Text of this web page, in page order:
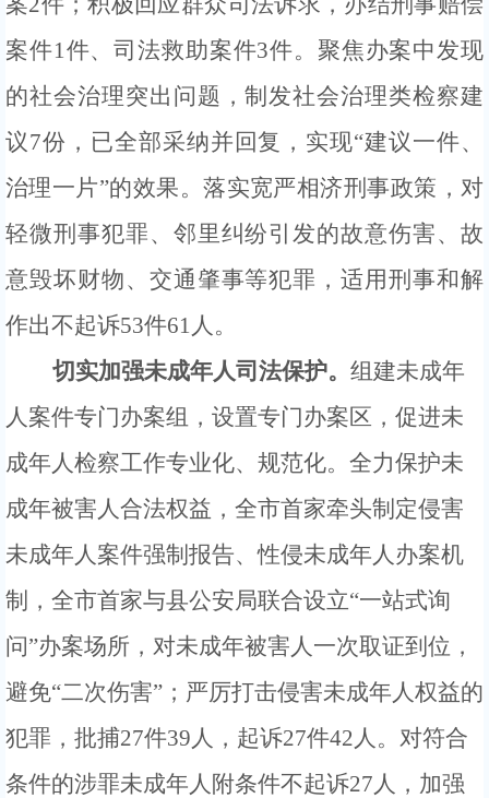
案件1件、司法救助案件3件。聚焦办案中发现
的社会治理突出问题，制发社会治理类检察建
议7份，已全部采纳并回复，实现“建议一件、
治理一片”的效果。落实宽严相济刑事政策 ，对
轻微刑事犯罪、邻里纠纷引发的故意伤害、故
意毁坏财物、交通肇事等犯罪，适用刑事和解
作出不起诉53件61 人。
切实加强未成年人司法保护。 组建未成年
人案件专门办案组， 设置专门办案区， 促进未
成年人检察工作专业化、规范化。全力保护未
成年被害人合法权益，全市首家牵头制定侵害
未成年人案件强制报告、性侵未成年人办案机
制，全市首家与县公安局联合设立“一站式询
问”办案场所， 对未成年被害人一次取证到位，
避免“二次伤害”；严厉打击侵害未成年人权益的
犯罪，批捕27件39人，起诉27件42人。 对符合
条件的涉罪未成年人 附条件不起诉27人， 加强